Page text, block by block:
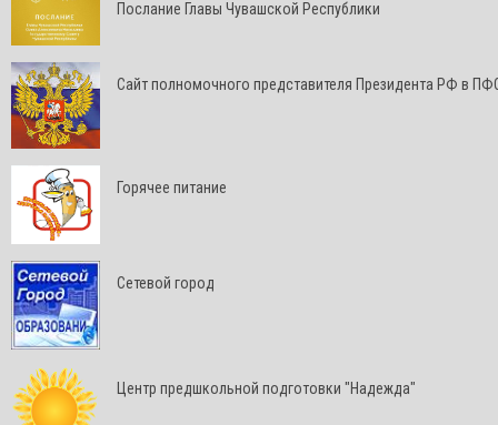
Послание Главы Чувашской Республики
Cайт полномочного представителя Президента РФ в
Горячее питание
Сетевой город
Центр предшкольной подготовки "Надежда"